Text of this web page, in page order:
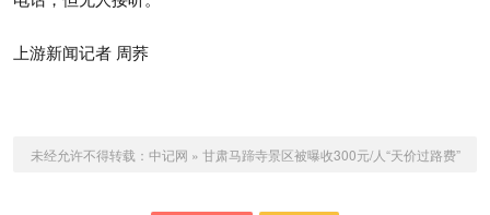
上游新闻记者 周荞
未经允许不得转载： 中记网 » 甘肃马蹄寺景区被曝收300元/人“天价过路费”